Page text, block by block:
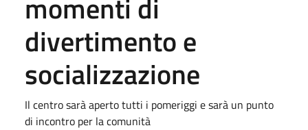
divertimento e
socializzazione
Il centro sarà aperto tutti i pomeriggi e sarà un punto
di incontro per la comunità